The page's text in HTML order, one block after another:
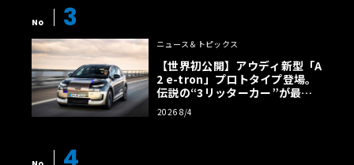
No 3
ニュース＆トピックス
【世界初公開】アウディ新型「A
2 e-tron」プロトタイプ登場。
伝説の“3リッターカー”が最高
効率エントリーBEVとして復活
【画像38枚】
2026 8/4